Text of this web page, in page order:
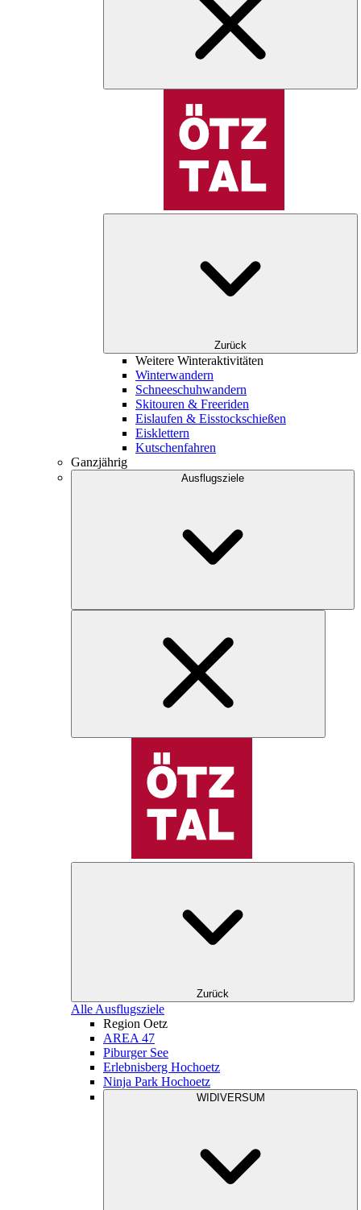
Zurück
Weitere Winteraktivitäten
Winterwandern
Schneeschuhwandern
Skitouren & Freeriden
Eislaufen & Eisstockschießen
Eisklettern
Kutschenfahren
Ganzjährig
Ausflugsziele
Zurück
Alle Ausflugsziele
Region Oetz
AREA 47
Piburger See
Erlebnisberg Hochoetz
Ninja Park Hochoetz
WIDIVERSUM